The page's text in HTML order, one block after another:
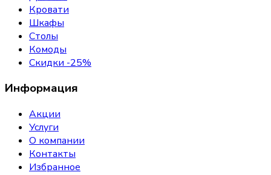
Кровати
Шкафы
Столы
Комоды
Скидки -25%
Информация
Акции
Услуги
О компании
Контакты
Избранное